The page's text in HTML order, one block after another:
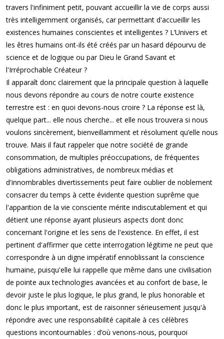
travers l'infiniment petit, pouvant accueillir la vie de corps aussi
très intelligemment organisés, car permettant d'accueillir les
existences humaines conscientes et intelligentes ? L’Univers et
les êtres humains ont-ils été créés par un hasard dépourvu de
science et de logique ou par Dieu le Grand Savant et
l'Irréprochable Créateur ?
Il apparaît donc clairement que la principale question à laquelle
nous devons répondre au cours de notre courte existence
terrestre est : en quoi devons-nous croire ? La réponse est là,
quelque part... elle nous cherche... et elle nous trouvera si nous
voulons sincèrement, bienveillamment et résolument qu’elle nous
trouve. Mais il faut rappeler que notre société de grande
consommation, de multiples préoccupations, de fréquentes
obligations administratives, de nombreux médias et
d'innombrables divertissements peut faire oublier de noblement
consacrer du temps à cette évidente question suprême que
l'apparition de la vie consciente mérite indiscutablement et qui
détient une réponse ayant plusieurs aspects dont donc
concernant l'origine et les sens de l'existence. En effet, il est
pertinent d'affirmer que cette interrogation légitime ne peut que
correspondre à un digne impératif ennoblissant la conscience
humaine, puisqu'elle lui rappelle que même dans une civilisation
de pointe aux technologies avancées et au confort de base, le
devoir juste le plus logique, le plus grand, le plus honorable et
donc le plus important, est de raisonner sérieusement jusqu'à
répondre avec une responsabilité capitale à ces célèbres
questions incontournables : d’où venons-nous, pourquoi